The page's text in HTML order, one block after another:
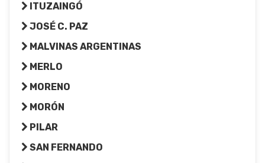
ITUZAINGÓ
JOSÉ C. PAZ
MALVINAS ARGENTINAS
MERLO
MORENO
MORÓN
PILAR
SAN FERNANDO